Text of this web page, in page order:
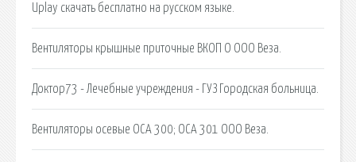
Uplay скачать бесплатно на русском языке.
Вентиляторы крышные приточные ВКОП О ООО Веза.
Доктор73 - Лечебные учреждения - ГУЗ Городская больница.
Вентиляторы осевые ОСА 300; ОСА 301 ООО Веза.